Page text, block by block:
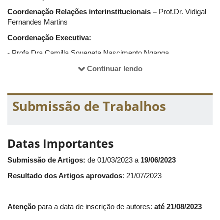
auditoria;
Perícia contábil;
Educação profissional continuada do auditor e do perito
etc.
Coordenação Relações interinstitucionais – Prof.Dr. Vidigal
Fernandes Martins
Coordenação Executiva:
- Profa Dra Camilla Soueneta Nascimento Nganga
- Profa Dra Edvalda Araújo Leal
- Profa Dra Maria Elisabeth Moreira Carvalho Andrade
- Prof. Dr. Reiner Alves Botinha
- Prof. Dr. Sérgio Lemos Duarte
- Larissa Couto Campos
- Gisele Tavares Gonçalves
Continuar lendo
Submissão de Trabalhos
Datas Importantes
Submissão de Artigos: de 01/03/2023 a 19/06/2023
Resultado dos Artigos aprovados: 21/07/2023
Atenção para a data de inscrição de autores: até 21/08/2023